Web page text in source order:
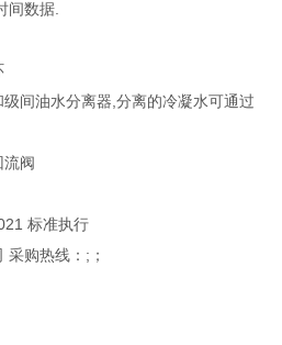
间数据.
间油水分离器,分离的冷凝水可通过
流阀
标准执行
购热线：;；